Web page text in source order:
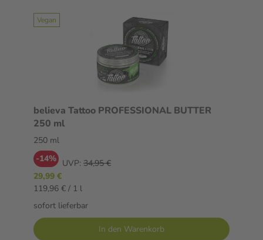
Vegan
believa Tattoo PROFESSIONAL BUTTER
250 ml
250 ml
-14% UVP: 34,95 €
29,99 €
119,96 € / 1 l
sofort lieferbar
In den Warenkorb